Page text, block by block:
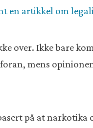
en artikkel om
over. Ikke bare
mens
på at narkotika